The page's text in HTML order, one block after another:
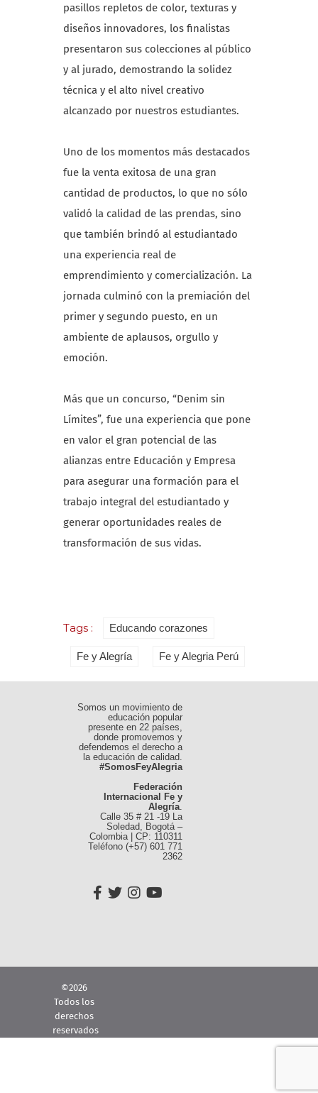
pasillos repletos de color, texturas y
diseños innovadores, los finalistas
presentaron sus colecciones al público
y al jurado, demostrando la solidez
técnica y el alto nivel creativo
alcanzado por nuestros estudiantes.
Uno de los momentos más destacados
fue la venta exitosa de una gran
cantidad de productos, lo que no sólo
validó la calidad de las prendas, sino
que también brindó al estudiantado
una experiencia real de
emprendimiento y comercialización. La
jornada culminó con la premiación del
primer y segundo puesto, en un
ambiente de aplausos, orgullo y
emoción.
Más que un concurso, “Denim sin
Límites”, fue una experiencia que pone
en valor el gran potencial de las
alianzas entre Educación y Empresa
para asegurar una formación para el
trabajo integral del estudiantado y
generar oportunidades reales de
transformación de sus vidas.
Tags : Educando corazones
Fe y Alegría Fe y Alegria Perú
Somos un movimiento de
educación popular
presente en 22 países,
donde promovemos y
defendemos el derecho a
la educación de calidad.
#SomosFeyAlegria
Federación
Internacional Fe y
Alegría.
Calle 35 # 21 -19 La
Soledad, Bogotá –
Colombia | CP: 110311
Teléfono (+57) 601 771
2362
©2026
Todos los
derechos
reservados